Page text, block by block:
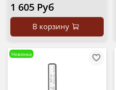
1 605 Руб
В корзину
Новинка